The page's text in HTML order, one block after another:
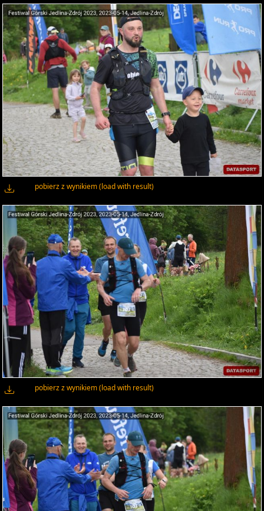
pobierz z wynikiem (load with result)
pobierz z wynikiem (load with result)